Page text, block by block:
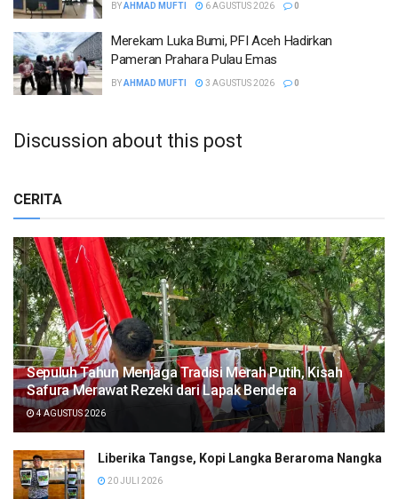
BYAHMAD MUFTI 6 AGUSTUS 2026 0
Merekam Luka Bumi, PFI Aceh Hadirkan
Pameran Prahara Pulau Emas
BYAHMAD MUFTI 3 AGUSTUS 2026 0
Discussion about this post
CERITA
Sepuluh Tahun Menjaga Tradisi Merah Putih, Kisah
Safura Merawat Rezeki dari Lapak Bendera
4 AGUSTUS 2026
Liberika Tangse, Kopi Langka Beraroma Nangka
20 JULI 2026